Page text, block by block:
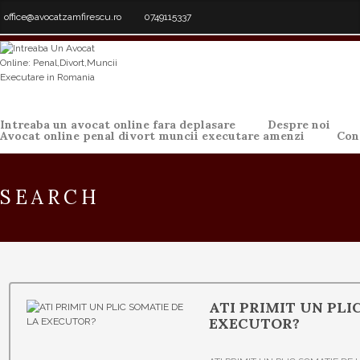
office@avocatzamfirescu.ro 0749115337
Intreaba un avocat online fara deplasare Despre noi
Avocat online penal divort muncii executare amenzi
SEARCH
ATI PRIMIT UN
EXECUTOR?